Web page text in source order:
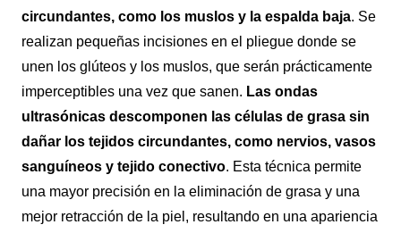
circundantes, como los muslos y la espalda baja. Se
realizan pequeñas incisiones en el pliegue donde se
unen los glúteos y los muslos, que serán prácticamente
imperceptibles una vez que sanen. Las ondas
ultrasónicas descomponen las células de grasa sin
dañar los tejidos circundantes, como nervios, vasos
sanguíneos y tejido conectivo. Esta técnica permite
una mayor precisión en la eliminación de grasa y una
mejor retracción de la piel, resultando en una apariencia